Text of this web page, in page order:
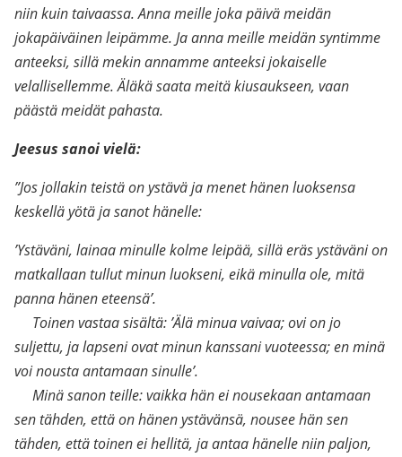
niin kuin taivaassa. Anna meille joka päivä meidän
jokapäiväinen leipämme. Ja anna meille meidän syntimme
anteeksi, sillä mekin annamme anteeksi jokaiselle
velallisellemme. Äläkä saata meitä kiusaukseen, vaan
päästä meidät pahasta.
Jeesus sanoi vielä:
”Jos jollakin teistä on ystävä ja menet hänen luoksensa
keskellä yötä ja sanot hänelle:
’Ystäväni, lainaa minulle kolme leipää, sillä eräs ystäväni on
matkallaan tullut minun luokseni, eikä minulla ole, mitä
panna hänen eteensä’.
Toinen vastaa sisältä: ’Älä minua vaivaa; ovi on jo
suljettu, ja lapseni ovat minun kanssani vuoteessa; en minä
voi nousta antamaan sinulle’.
Minä sanon teille: vaikka hän ei nousekaan antamaan
sen tähden, että on hänen ystävänsä, nousee hän sen
tähden, että toinen ei hellitä, ja antaa hänelle niin paljon,